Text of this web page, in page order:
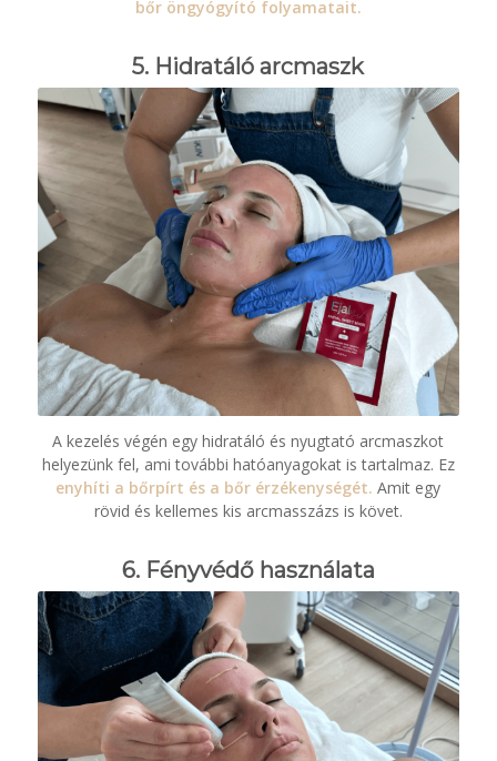
bőr öngyógyító folyamatait.
5. Hidratáló arcmaszk
A kezelés végén egy hidratáló és nyugtató arcmaszkot
helyezünk fel, ami további hatóanyagokat is tartalmaz. Ez
enyhíti a bőrpírt és a bőr érzékenységét.Amit egy
rövid és kellemes kis arcmasszázs is követ.
6. Fényvédő használata